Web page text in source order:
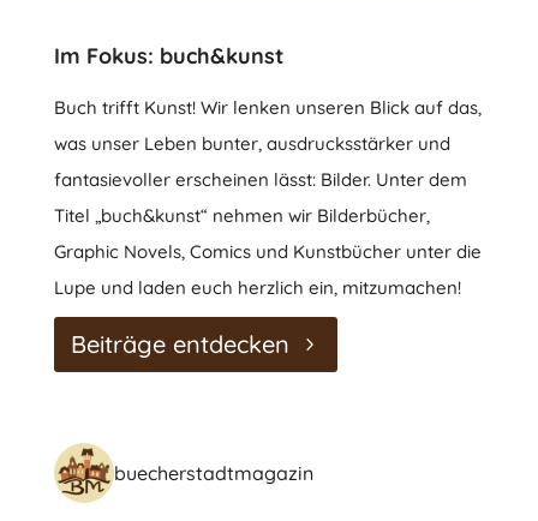
Im Fokus: buch&kunst
Buch trifft Kunst! Wir lenken unseren Blick auf das,
was unser Leben bunter, ausdrucksstärker und
fantasievoller erscheinen lässt: Bilder. Unter dem
Titel „buch&kunst“ nehmen wir Bilderbücher,
Graphic Novels, Comics und Kunstbücher unter die
Lupe und laden euch herzlich ein, mitzumachen!
Beiträge entdecken
buecherstadtmagazin